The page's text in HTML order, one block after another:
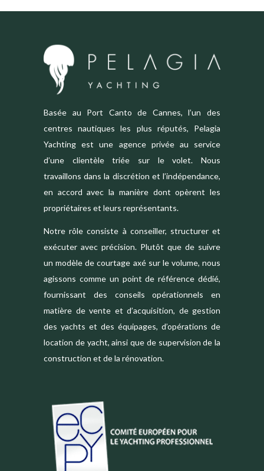
Basée au Port Canto de Cannes, l’un des
centres nautiques les plus réputés, Pelagia
Yachting est une agence privée au service
d’une clientèle triée sur le volet. Nous
travaillons dans la discrétion et l’indépendance,
en accord avec la manière dont opèrent les
propriétaires et leurs représentants.
Notre rôle consiste à conseiller, structurer et
exécuter avec précision. Plutôt que de suivre
un modèle de courtage axé sur le volume, nous
agissons comme un point de référence dédié,
fournissant des conseils opérationnels en
matière de vente et d’acquisition, de gestion
des yachts et des équipages, d’opérations de
location de yacht, ainsi que de supervision de la
construction et de la rénovation.